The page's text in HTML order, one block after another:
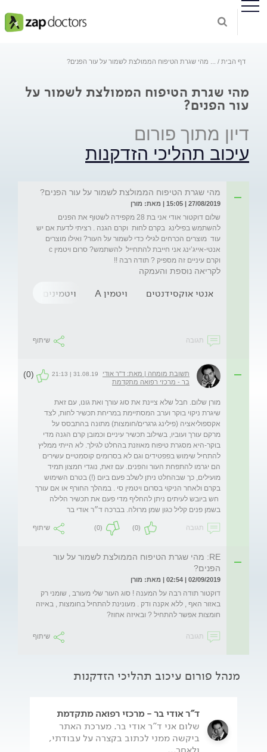
דף הבית מהי שגרת הטיפוח הממולצת לשמור על עור הפנים?
מהי שגרת הטיפוח הממולצת לשמור על
עור הפנים?
דיון מתוך פורום
עיכוב תהליכי הזדקנות
מהי שגרת הטיפוח הממולצת לשמור על עור הפנים?
27/08/2019 | 15:05 | מאת: מורן
שלום דוקטור אודי אני בת 28 מקפידה לשטוף את הפנים
להשתמש בפילינג  בקרם לחות  וקרם הגנה . רציתי לדעת אם יש
עוד  מוצרים הכרחים לגילי כדי לשמור על העור? ואילו מוצרים
וקרם עיניים זה מספיק ? תודה רבה !!
לקריאה נוספת והעמקה
אנטי אוקסידנטים ויטמין A ויטמינים
תגובה שיתוף
תשובת מומחה | מאת: ד"ר אודי
בר - מרכזי רפואה מתקדמת
31.08.19 | 21:13
(0)
מורן שלום. חבל שלא ציינת את סוג עורך ואת גונו, עם זאת
שיגרת ניקוי בוקר וערב המסתיימת במריחת תכשיר לחות, לצד
אקספוליאציה (פילינג גרגרים/חומצות) מתונה בהתבסס על
מרקם עורך ועוביו, בשילוב תכשיר עיניים וכמובן קרם הגנה מדי
בוקר-היא מסגרת טיפוח מאוזנת בהחלט לגילך. לא הייתי ממליץ
להתחיל שימוש בפפטידים וגם לא בסרומים קוסמטיים עשירים
הם יגרמו להתפחת העור והפנים. עם זאת, נוגדי חמצון תמיד
מועילים, כך שבהחלט ניתן לשלב פעם ביום (!) בטרם השימוש
בקרם ולאחר הניקוי בסרום ויטמין סי . במהלך החורף או אם עורך
חש ביובש לעיתים ניתן להחליף מדי פעם את תכשיר הלילה
בשמן פנים קליל כגון שמן מרולה. בברכה ד״ר אודי בר
תגובה (0)
(0) שיתוף
RE: מהי שגרת הטיפוח הממולצת לשמור על עור
הפנים?
02/09/2019 | 02:54 | מאת: מורן
דוקטור תודה רבה על המענה ! סוג העור שלי מעורב , שומני רק
באזור האף , ללא אקנה ודק . מעונינת להתחיל בחומצות , באיזה
חומצות אפשר להתחיל ? ובאיזה אחוז?
תגובה שיתוף
מנהל פורום עיכוב תהליכי הזדקנות
ד"ר אודי בר - מרכזי רפואה מתקדמת
שלום אני ד"ר אודי בר. מערכת האתר
ביקשה ממני לכתוב בקצרה על עבודתי,